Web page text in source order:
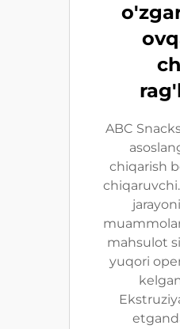
ABC
chiqarish
mahsulot
yuqori